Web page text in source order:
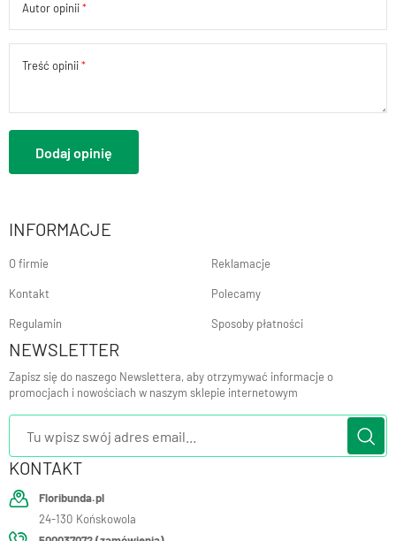
Autor opinii
Treść opinii
Dodaj opinię
INFORMACJE
O firmie
Kontakt
Regulamin
Reklamacje
Polecamy
Sposoby płatności
NEWSLETTER
Zapisz się do naszego Newslettera, aby otrzymywać informacje o
promocjach i nowościach w naszym sklepie internetowym
KONTAKT
Floribunda.pl
24-130 Końskowola